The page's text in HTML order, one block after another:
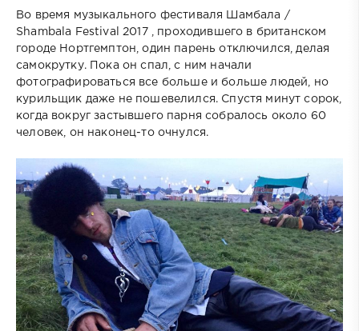
Во время музыкального фестиваля Шамбала /
Shambala Festival 2017 , проходившего в британском
городе Нортгемптон, один парень отключился, делая
самокрутку. Пока он спал, с ним начали
фотографироваться все больше и больше людей, но
курильщик даже не пошевелился. Спустя минут сорок,
когда вокруг застывшего парня собралось около 60
человек, он наконец-то очнулся.